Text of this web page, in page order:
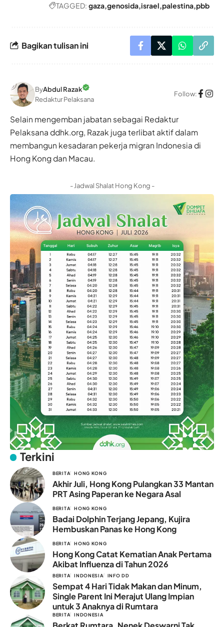
TAGGED: gaza genosida israel palestina pbb
Bagikan tulisan ini
ByAbdul Razak
Redaktur Pelaksana
Follow:
Selain mengemban jabatan sebagai Redaktur
Pelaksana ddhk.org, Razak juga terlibat aktif dalam
membangun kesadaran pekerja migran Indonesia di
Hong Kong dan Macau.
- Jadwal Shalat Hong Kong -
Terkini
BERITA HONG KONG
Akhir Juli, Hong Kong Pulangkan 33 Mantan
PRT Asing Paperan ke Negara Asal
BERITA HONG KONG
Badai Dolphin Terjang Jepang, Kujira
Hembuskan Panas ke Hong Kong
BERITA HONG KONG
Hong Kong Catat Kematian Anak Pertama
Akibat Influenza di Tahun 2026
BERITA INDONESIA INFO DD
Sempat 4 Hari Tidak Makan dan Minum,
Single Parent Ini Merajut Ulang Impian
untuk 3 Anaknya di Rumtara
BERITA INDONESIA